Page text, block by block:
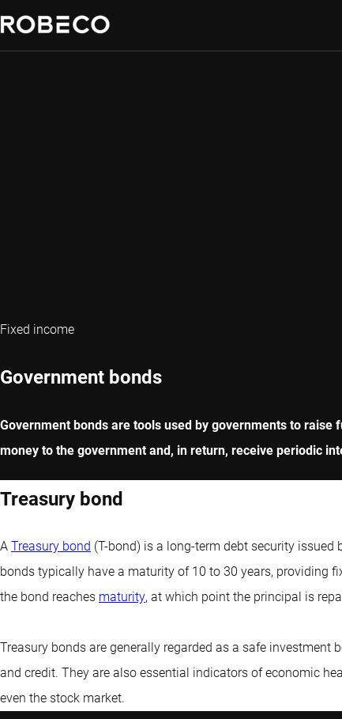
Fixed income
Government bonds
Government bonds are tools used by governments to
money to the government and, in return, receive periodic
Treasury bond
A Treasury bond (T-bond) is a long-term debt security issued
bonds typically have a maturity of 10 to 30 years, providing
the bond reaches maturity, at which point the principal is
Treasury bonds are generally regarded as a safe investment
and credit. They are also essential indicators of economic
even the stock market.